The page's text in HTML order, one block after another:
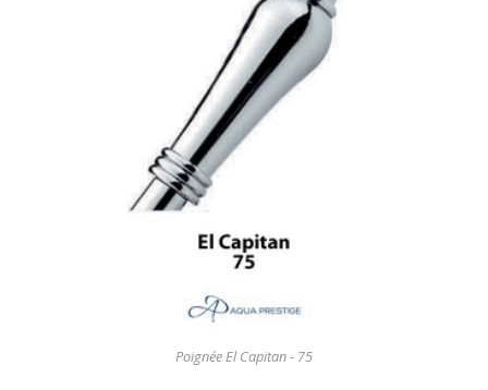
Poignée El Capitan - 75